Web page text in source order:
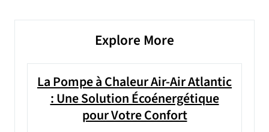
Explore More
La Pompe à Chaleur Air-Air Atlantic
: Une Solution Écoénergétique
pour Votre Confort